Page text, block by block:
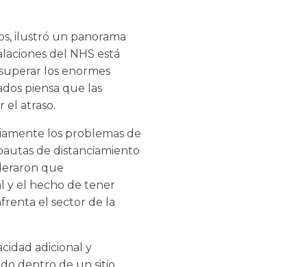
ilustró un panorama
del NHS está
los enormes
piensa que las
el atraso.
los problemas de
de distanciamiento
que
y el hecho de tener
el sector de la
adicional y